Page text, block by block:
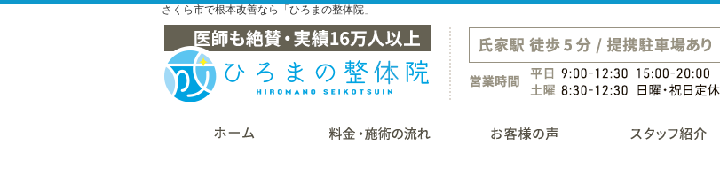
さくら市で根本改善なら「ひろまの整体院」